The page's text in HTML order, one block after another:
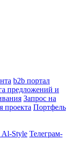
b2b портал
предложений и
Запрос на
проекта Портфель
Al-Style Телеграм-